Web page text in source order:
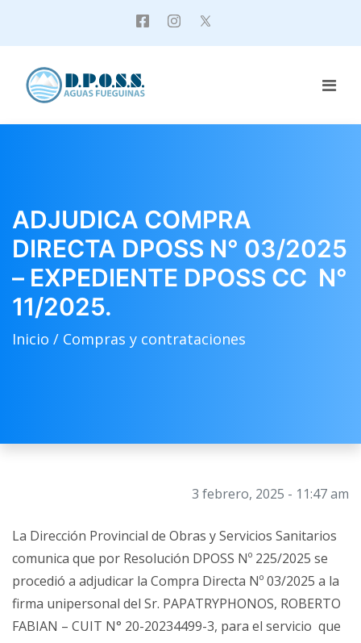
ADJUDICA COMPRA
DIRECTA DPOSS N° 03/2025
– EXPEDIENTE DPOSS CC N°
11/2025.
Inicio / Compras y contrataciones
3 febrero, 2025 - 11:47 am
La Dirección Provincial de Obras y Servicios Sanitarios
comunica que por Resolución DPOSS Nº 225/2025 se
procedió a adjudicar la Compra Directa Nº 03/2025 a la
firma unipersonal del Sr. PAPATRYPHONOS, ROBERTO
FABIAN – CUIT N° 20-20234499-3, para el servicio que